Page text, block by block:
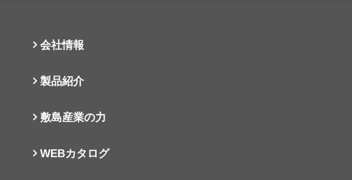
会社情報
製品紹介
敷島産業の力
WEBカタログ